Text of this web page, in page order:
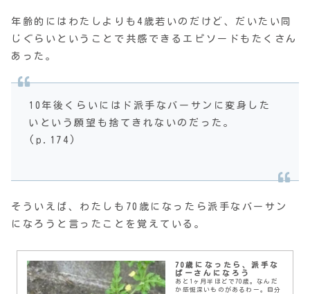
年齢的にはわたしよりも4歳若いのだけど、だいたい同
じぐらいということで共感できるエピソードもたくさん
あった。
10年後くらいにはド派手なバーサンに変身した
いという願望も捨てきれないのだった。
(p.174)
そういえば、わたしも70歳になったら派手なバーサン
になろうと言ったことを覚えている。
70歳になったら、派手な
ばーさんになろう
あと1ヶ月半ほどで70歳。なんだ
か感慨深いものがあるわー。自分